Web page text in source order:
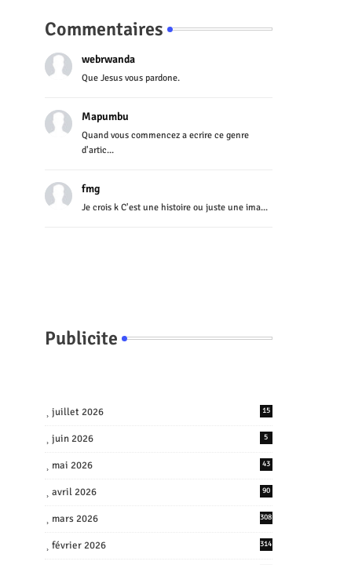
Commentaires
webrwanda
Que Jesus vous pardone.
Mapumbu
Quand vous commencez a ecrire ce genre
d'artic...
fmg
Je crois k C'est une histoire ou juste une ima...
Publicite
juillet 2026 15
juin 2026 5
mai 2026 43
avril 2026 90
mars 2026 308
février 2026 314